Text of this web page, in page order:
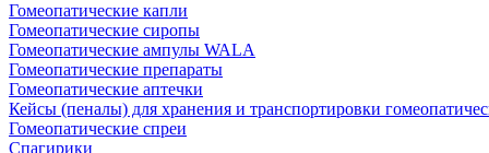
Гомеопатические капли
Гомеопатические сиропы
Гомеопатические ампулы WALA
Гомеопатические препараты
Гомеопатические аптечки
Кейсы (пеналы) для хранения и транспортировки
Гомеопатические спреи
Спагирики